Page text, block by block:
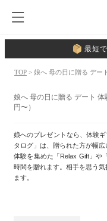
最短
TOP > 娘へ 母の日に贈る デー
娘へ 母の日に贈る デート
円〜）
娘へのプレゼントなら、体験
タログ」は、贈られた方が幅
体験を集めた「Relax Gift」や
時間を贈れます。相手を思う
ます。